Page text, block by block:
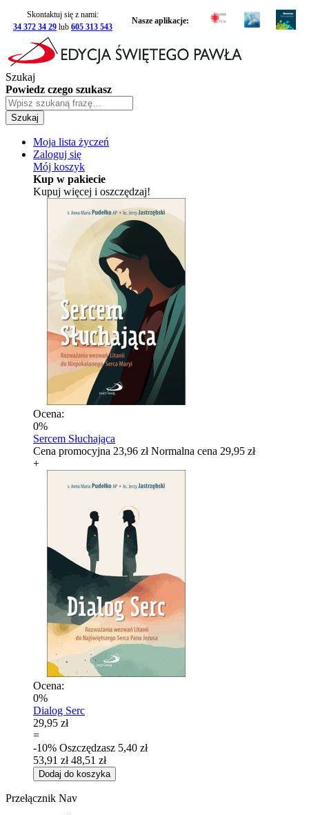
Skontaktuj się z nami:
34 372 34 29 lub 605 313 543
Nasze aplikacje:
Szukaj
Powiedz czego szukasz
Szukaj
Moja lista życzeń
Zaloguj się
Mój koszyk
Kup w pakiecie
Kupuj więcej i oszczędzaj!
Ocena:
0%
Sercem Słuchająca
Cena promocyjna 23,96 zł Normalna cena 29,95 zł
+
Ocena:
0%
Dialog Serc
29,95 zł
=
-10% Oszczędzasz 5,40 zł
53,91 zł 48,51 zł
Dodaj do koszyka
Przełącznik Nav